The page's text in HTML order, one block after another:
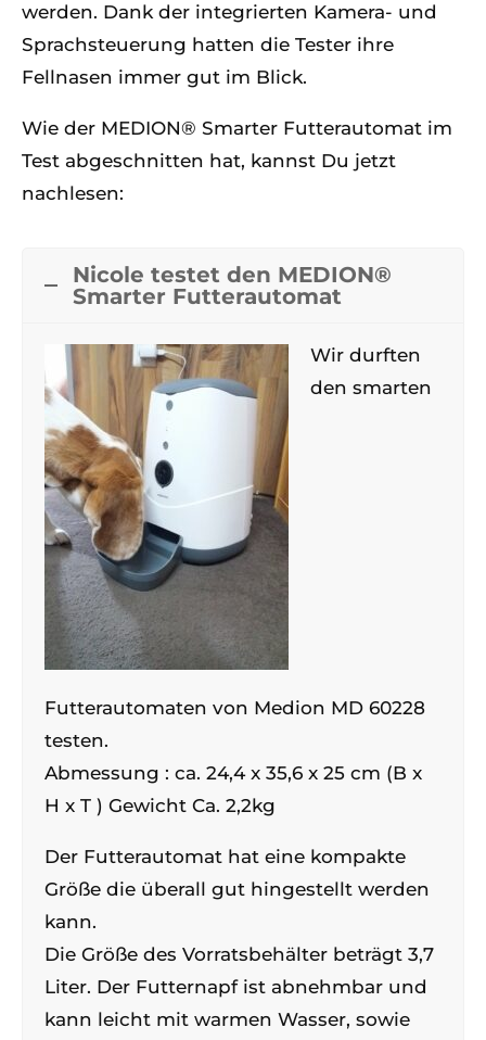
werden. Dank der integrierten Kamera- und
Sprachsteuerung hatten die Tester ihre
Fellnasen immer gut im Blick.
Wie der MEDION® Smarter Futterautomat im
Test abgeschnitten hat, kannst Du jetzt
nachlesen:
Nicole testet den MEDION®
Smarter Futterautomat
Wir durften
den smarten
Futterautomaten von Medion MD 60228
testen.
Abmessung : ca. 24,4 x 35,6 x 25 cm (B x
H x T ) Gewicht Ca. 2,2kg
Der Futterautomat hat eine kompakte
Größe die überall gut hingestellt werden
kann.
Die Größe des Vorratsbehälter beträgt 3,7
Liter. Der Futternapf ist abnehmbar und
kann leicht mit warmen Wasser, sowie